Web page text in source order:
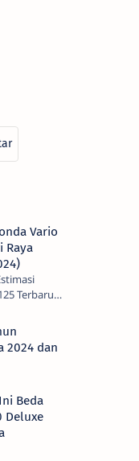
Vario
Raya
Terbaru
Honda
2024 dan
Beda
Deluxe